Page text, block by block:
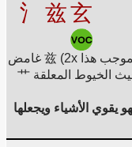
氵 兹玄
اليسار: الماء 氵، اليمين: ذلك، بموجب هذا 兹 (2x غامض
玄 (جزء من المغناطيس: 磁، حيث الخيوط المعلقة 艹
الأشياء ويجعلها